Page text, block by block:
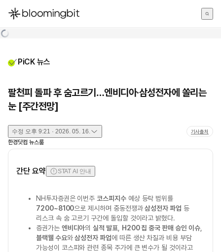
한국어
PiCK 뉴스
팔천피 돌파 후 숨고르기…엔비디아·삼성전자에 쏠리는
눈 [주간전망]
수정 오후 9:21 · 2026. 05. 16. 기사출처
한경닷컴 뉴스룸
간단 요약 STAT AI 안내
NH투자증권은 이번주 코스피지수예상 등락 범위를
7200~8100으로 제시하며 중동전쟁과삼성전자 파업 등
리스크 속 숨 고르기 구간에 돌입할 것이라고 밝혔다.
증권가는 엔비디아의실적 발표, H200 칩 중국 판매 승인 이슈,
블랙웰 수요와삼성전자 파업에 따른 생산 차질과 비용 부담
가능성이 코스피와 관련 종목 주가에 큰 변수가 될 것이라고